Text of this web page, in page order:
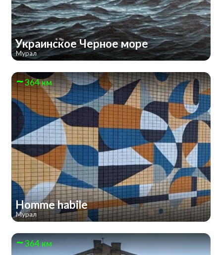
Украинское Черное море
Мурал
364 км
Homme habile
Мурал
364 км